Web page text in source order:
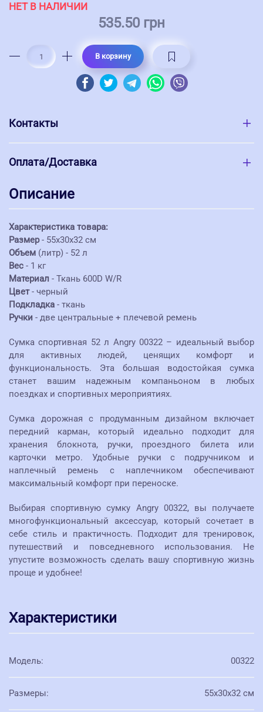
НЕТ В НАЛИЧИИ
535.50 грн
В корзину
Контакты
Оплата/Доставка
Описание
Характеристика товара:
Размер- 55х30х32 см
Объем (литр) - 52 л
Вес - 1 кг
Материал - Ткань 600D W/R
Цвет- черный
Подкладка - ткань
Ручки - две центральные + плечевой ремень
Сумка спортивная 52 л Angry 00322 – идеальный выбор
для активных людей, ценящих комфорт и
функциональность. Эта большая водостойкая сумка
станет вашим надежным компаньоном в любых
поездках и спортивных мероприятиях.
Сумка дорожная с продуманным дизайном включает
передний карман, который идеально подходит для
хранения блокнота, ручки, проездного билета или
карточки метро. Удобные ручки с подручником и
наплечный ремень с наплечником обеспечивают
максимальный комфорт при переноске.
Выбирая спортивную сумку Angry 00322, вы получаете
многофункциональный аксессуар, который сочетает в
себе стиль и практичность. Подходит для тренировок,
путешествий и повседневного использования. Не
упустите возможность сделать вашу спортивную жизнь
проще и удобнее!
Характеристики
Модель: 00322
Размеры: 55х30х32 см